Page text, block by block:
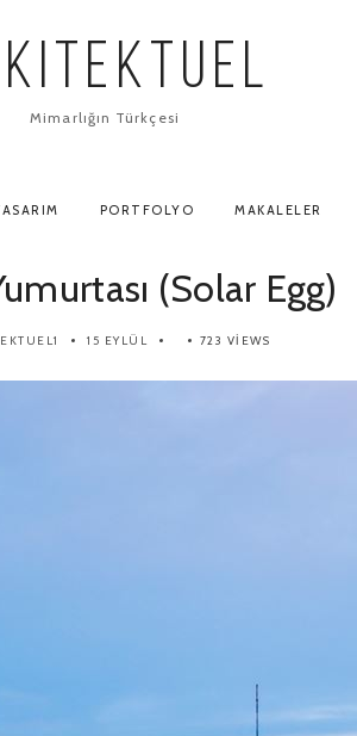
Mimarlığın Türkçesi
PORTFOLYO MAKALELER
(Solar Egg)
15 EYLÜL 723 VIEWS